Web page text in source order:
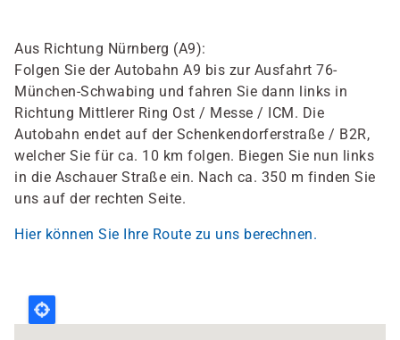
Aus Richtung Nürnberg (A9):
Folgen Sie der Autobahn A9 bis zur Ausfahrt 76-
München-Schwabing und fahren Sie dann links in
Richtung Mittlerer Ring Ost / Messe / ICM. Die
Autobahn endet auf der Schenkendorferstraße / B2R,
welcher Sie für ca. 10 km folgen. Biegen Sie nun links
in die Aschauer Straße ein. Nach ca. 350 m finden Sie
uns auf der rechten Seite.
Hier können Sie Ihre Route zu uns berechnen.